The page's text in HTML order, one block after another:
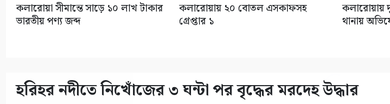
কলারোয়া সীমান্তে সাড়ে ১০ লাখ টাকার
ভারতীয় পণ্য জব্দ
কলারোয়ায় ২০ বোতল এসকাফসহ
গ্রেপ্তার ১
কলারোয়ায়
থানায়
হরিহর নদীতে নিখোঁজের ৩ ঘন্টা পর বৃদ্ধের মরদেহ উদ্ধার